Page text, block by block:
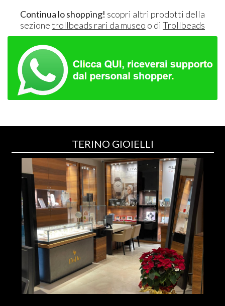
Continua lo shopping! scopri altri prodotti della
sezionetrollbeads rari da museo o di Trollbeads
TERINO GIOIELLI